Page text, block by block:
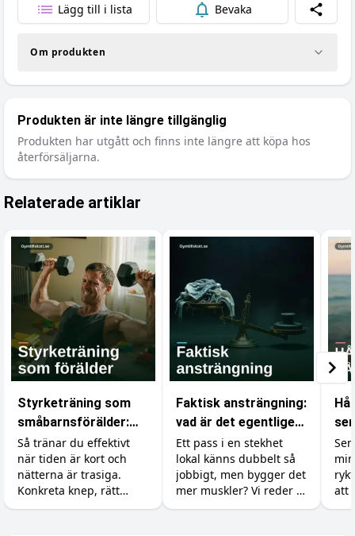
Lägg till i lista Bevaka Dela
Om produkten
Produkten är inte längre tillgänglig
Produkten har utgått och finns inte längre att köpa hos
återförsäljarna.
Relaterade artiklar
Styrketräning som
småbarnsförälder:
bygg muskler på lite
tid och lite sömn
Så tränar du effektivt
när tiden är kort och
nätterna är trasiga.
Konkreta knep, rätt
tillskott och realistiska
Faktisk ansträngning:
vad är det egentligen
som räknas i
gymmet?
Ett pass i en stekhet
lokal känns dubbelt så
jobbigt, men bygger det
mer muskler? Vi reder ut
skillnaden mellan att
på
att
du